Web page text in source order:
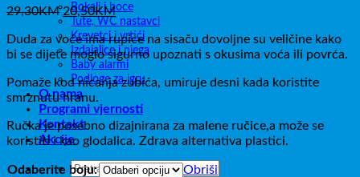
Bokali i boce
Tute, WC nastavci
Krevetci i vrtići
Izdajalice i njega
Baby alarmi
Podloge za igru
O nama
Programi vjernosti
Kontakt
Akcije
Pretraži:
29,30KMIzvorna
cijena
bila
je:
29,30KM.
20,50KMTrenutna
cijena
je:
20,50KM.
Duda za voće ima rupice na sisaču dovoljne su veličine kako
bi se dijete moglo sigurno upoznati s okusima voća ili povrća.
Pomaže kod nicanja zubića, umiruje desni kada koristite
smrznutu hranu.
Ručka je posebno dizajnirana za malene ručice,a može se
koristiti i kao glodalica. Zdrava alternativa plastici.
Odaberite boju:
Obriši